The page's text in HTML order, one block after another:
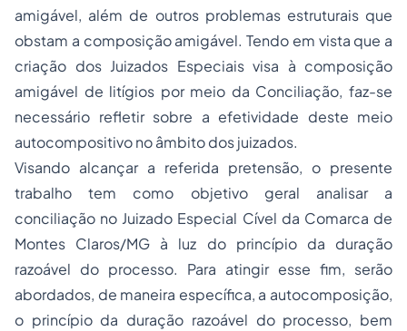
amigável, além de outros problemas estruturais que
obstam a composição amigável. Tendo em vista que a
criação dos Juizados Especiais visa à composição
amigável de litígios por meio da Conciliação, faz-se
necessário refletir sobre a efetividade deste meio
autocompositivo no âmbito dos juizados.
Visando alcançar a referida pretensão, o presente
trabalho tem como objetivo geral analisar a
conciliação no Juizado Especial Cível da Comarca de
Montes Claros/MG à luz do princípio da duração
razoável do processo. Para atingir esse fim, serão
abordados, de maneira específica, a autocomposição,
o princípio da duração razoável do processo, bem